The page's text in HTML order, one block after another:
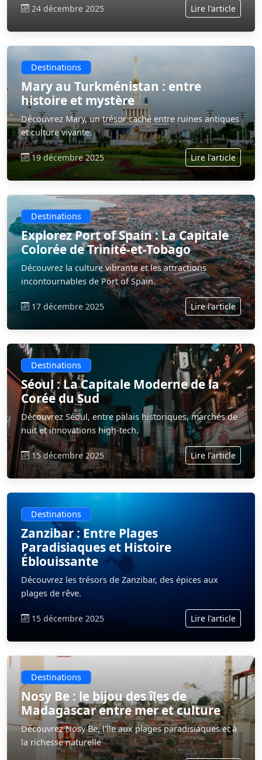
24 décembre 2025 Lire l'article
Destinations
Mary au Turkménistan : entre
histoire et mystère
Découvrez Mary, un trésor caché entre ruines antiques
et culture vivante.
19 décembre 2025 Lire l'article
Destinations
Explorez Port of Spain : La Capitale
Colorée de Trinité-et-Tobago
Découvrez la culture vibrante et les attractions
incontournables de Port of Spain.
17 décembre 2025 Lire l'article
Destinations
Séoul : La Capitale Moderne de la
Corée du Sud
Découvrez Séoul, entre palais historiques, marchés de
nuit et innovations high-tech.
15 décembre 2025 Lire l'article
Destinations
Zanzibar : Entre Plages
Paradisiaques et Histoire
Éblouissante
Découvrez les trésors de Zanzibar, des épices aux
plages de rêve.
15 décembre 2025 Lire l'article
Destinations
Nosy Be : le bijou des îles de
Madagascar entre mer et culture
Découvrez Nosy Be, l'île aux plages paradisiaques et à
la richesse naturelle